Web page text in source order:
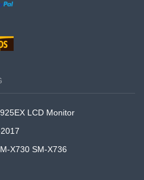
LCD Monitor
X730 SM-X736